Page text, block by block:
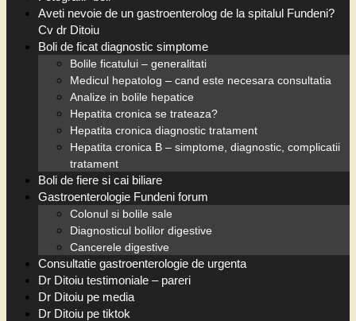
Aveti nevoie de un gastroenterolog de la spitalul Fundeni?
Cv dr Ditoiu
Boli de ficat diagnostic simptome
Bolile ficatului – generalitati
Medicul hepatolog – cand este necesara consultatia
Analize in bolile hepatice
Hepatita cronica se trateaza?
Hepatita cronica diagnostic tratament
Hepatita cronica B – simptome, diagnostic, complicatii
tratament
Boli de fiere si cai biliare
Gastroenterologie Fundeni forum
Colonul si bolile sale
Diagnosticul bolilor digestive
Cancerele digestive
Consultatie gastroenterologie de urgenta
Dr Ditoiu testimoniale – pareri
Dr Ditoiu pe media
Dr Ditoiu pe tiktok